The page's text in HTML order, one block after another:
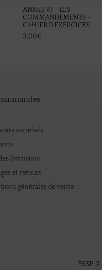
ANNEE VI – LES
COMMANDEMENTS –
CAHIER D’EXERCICES
3,00€
sécurisés
livraisons
et retours
générales de vente
FSSP